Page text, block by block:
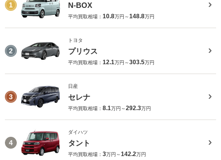
1 N-BOX
平均買取相場： 10.8万円～148.8万円
2
トヨタ
プリウス
平均買取相場： 12.1万円～303.5万円
3
日産
セレナ
平均買取相場： 8.1万円～292.3万円
4
ダイハツ
タント
平均買取相場： 3万円～142.2万円